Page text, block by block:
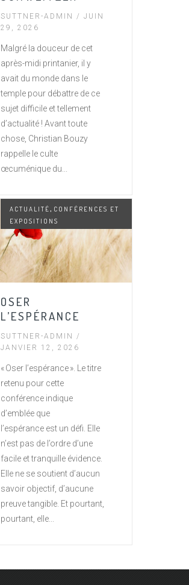
SUTTNER-ADMIN
/ JUIN
29, 2026
Malgré la douceur de cet
après-midi printanier, il y
avait du monde dans le
temple pour débattre de ce
sujet difficile et tellement
d’actualité ! Avant toute
chose, Christian Bouzy
rappelle le culte
œcuménique du...
ACTUALITÉ, CONFÉRENCES ET
EXPOSITIONS
OSER
L’ESPÉRANCE
SUTTNER-ADMIN
/
JANVIER 12, 2026
« Oser l’espérance ». Le titre
retenu pour cette
conférence indique
d’emblée que
l’espérance est un défi. Elle
n’est pas de l’ordre d’une
facile et tranquille évidence.
Elle ne se soutient d’aucun
savoir objectif, d’aucune
preuve tangible. Et pourtant,
pourtant, elle...